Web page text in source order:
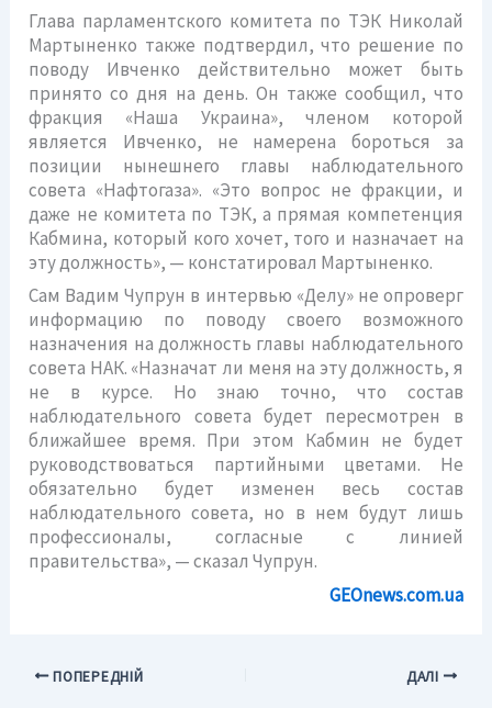
Глава парламентского комитета по ТЭК Николай
Мартыненко также подтвердил, что решение по
поводу Ивченко действительно может быть
принято со дня на день. Он также сообщил, что
фракция «Наша Украина», членом которой
является Ивченко, не намерена бороться за
позиции нынешнего главы наблюдательного
совета «Нафтогаза». «Это вопрос не фракции, и
даже не комитета по ТЭК, а прямая компетенция
Кабмина, который кого хочет, того и назначает на
эту должность», — констатировал Мартыненко.
Сам Вадим Чупрун в интервью «Делу» не опроверг
информацию по поводу своего возможного
назначения на должность главы наблюдательного
совета НАК. «Назначат ли меня на эту должность, я
не в курсе. Но знаю точно, что состав
наблюдательного совета будет пересмотрен в
ближайшее время. При этом Кабмин не будет
руководствоваться партийными цветами. Не
обязательно будет изменен весь состав
наблюдательного совета, но в нем будут лишь
профессионалы, согласные с линией
правительства», — сказал Чупрун.
GEOnews.com.ua
ПОПЕРЕДНІЙ ДАЛІ